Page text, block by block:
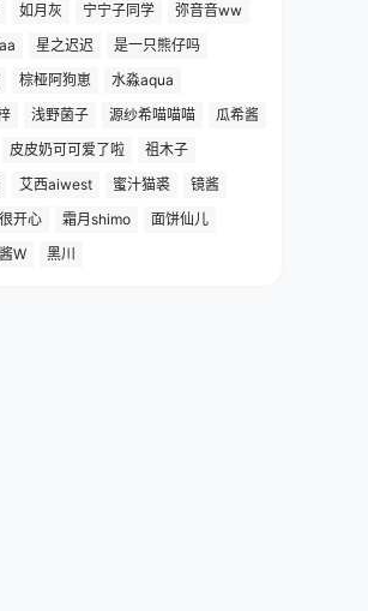
如月灰 宁宁子同学
弥音音ww
星之迟迟
是一只熊仔吗
棕桠阿狗崽
水淼aqua
浅野菌子 源纱希喵喵喵
瓜希酱
皮皮奶可可爱了啦
祖木子
艾西aiwest 蜜汁猫裘
镜酱
开心
霜月shimo
面饼仙儿
W
黑川